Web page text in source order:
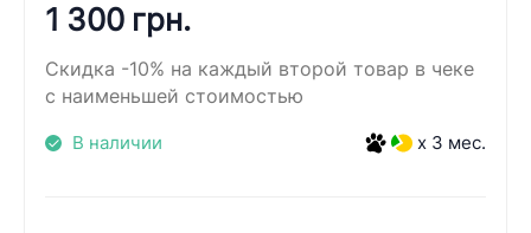
1 300 грн.
Скидка -10% на каждый второй товар в чеке
с наименьшей стоимостью
В наличии x 3 мес.